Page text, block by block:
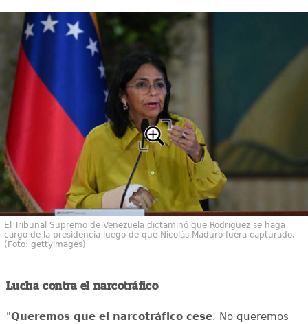
El Tribunal Supremo de Venezuela dictaminó que Rodríguez se haga
cargo de la presidencia luego de que Nicolás Maduro fuera capturado.
(Foto: gettyimages)
Lucha contra el narcotráfico
"Queremos que el narcotráfico cese. No queremos